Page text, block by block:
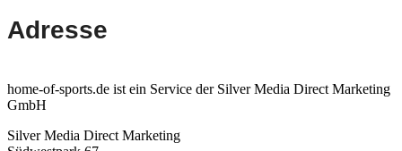
Adresse
home-of-sports.de ist ein Service der Silver Media Direct Marketing
GmbH
Silver Media Direct Marketing